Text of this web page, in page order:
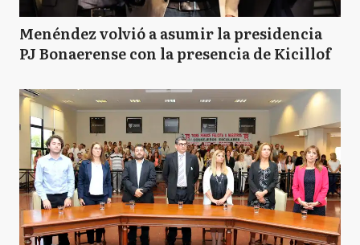
Menéndez volvió a asumir la presidencia
PJ Bonaerense con la presencia de Kicillof